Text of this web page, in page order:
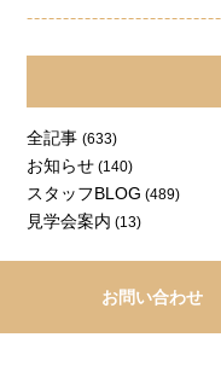
お問い合わせ
全記事(633)
お知らせ (140)
スタッフBLOG (489)
見学会案内 (13)